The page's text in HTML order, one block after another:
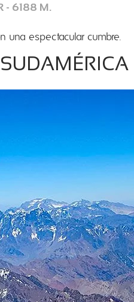
- 6188 M.
una espectacular cumbre.